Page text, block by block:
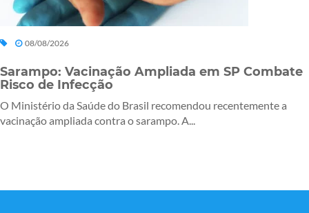
08/08/2026
Sarampo: Vacinação Ampliada em SP Combate
Risco de Infecção
O Ministério da Saúde do Brasil recomendou recentemente a
vacinação ampliada contra o sarampo. A...